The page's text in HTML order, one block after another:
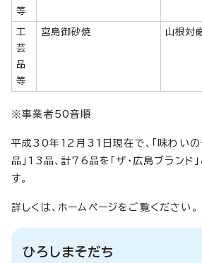
等
工
芸
品
等
宮島御砂焼 山根対
※事業者50音順
平成30年12月31日現在で、「味わいの
品」13品、計76品を「ザ・広島ブランド
す。
詳しくは、ホームページをご覧ください。
ひろしまそだち